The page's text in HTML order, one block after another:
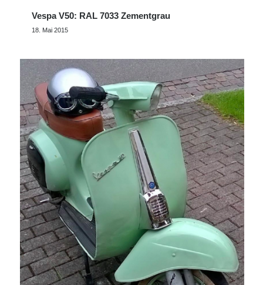
Vespa V50: RAL 7033 Zementgrau
18. Mai 2015